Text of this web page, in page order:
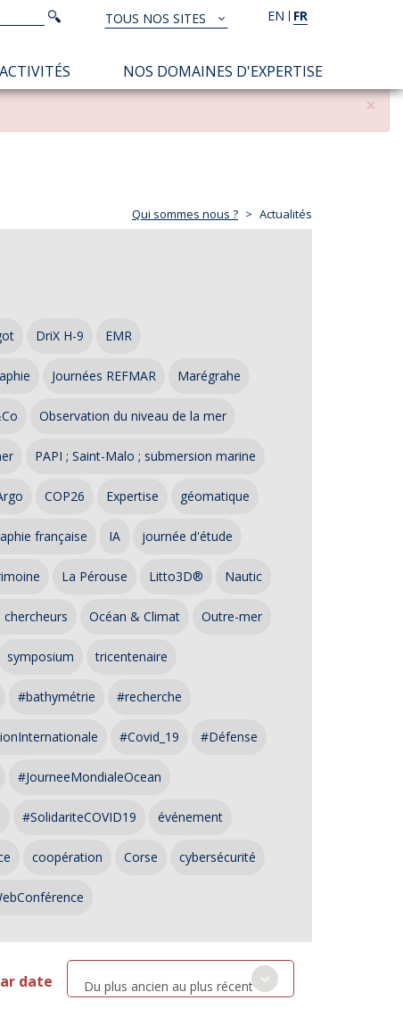
EN FR
TOUS
NOS
SITES
TOUS NOS SITES
Rechercher
Rechercher
NOS DOMAINES D'EXPERTISE
×
Qui sommes nous ? Actualités
DriX H-9 EMR
Journées REFMAR Marégrahe
Observation du niveau de la mer
PAPI ; Saint-Malo ; submersion marine
COP26 Expertise géomatique
française IA journée d'étude
La Pérouse Litto3D® Nautic
Océan & Climat Outre-mer
symposium tricentenaire
#bathymétrie #recherche
#Covid_19 #Défense
#JourneeMondialeOcean
#SolidariteCOVID19 événement
coopération Corse cybersécurité
date Du plus ancien au plus récent